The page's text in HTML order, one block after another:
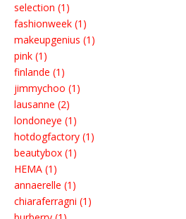
selection (1)
fashionweek (1)
makeupgenius (1)
pink (1)
finlande (1)
jimmychoo (1)
lausanne (2)
londoneye (1)
hotdogfactory (1)
beautybox (1)
HEMA (1)
annaerelle (1)
chiaraferragni (1)